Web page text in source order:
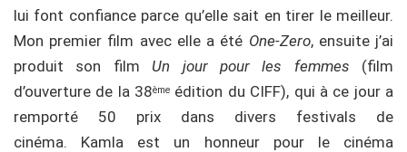
lui font confiance parce qu’elle sait en tirer le meilleur.
Mon premier film avec elle a été One-Zero, ensuite j’ai
produit son film Un jour pour les femmes (film
d’ouverture de la 38ème édition du CIFF), qui à ce jour a
remporté 50 prix dans divers festivals de
cinéma. Kamla est un honneur pour le cinéma